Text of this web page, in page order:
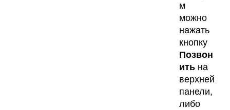
м
можно
нажать
кнопку
Позвон
ить на
верхней
панели,
либо